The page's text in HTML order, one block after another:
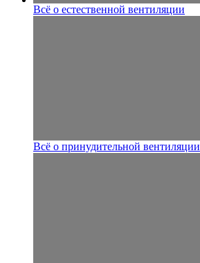
Всё о естественной вентиляции
Всё о принудительной вентиляции